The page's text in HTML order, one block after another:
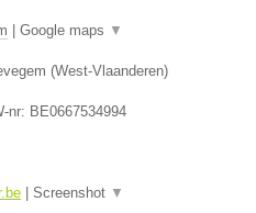
| Google maps ▼
(West-Vlaanderen)
nr: BE0667534994
| Screenshot ▼